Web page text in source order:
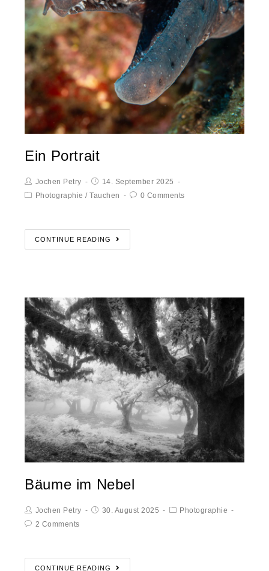
Ein Portrait
Jochen Petry
14. September 2025
Photographie /Tauchen 0 Comments
CONTINUE READING
Bäume im Nebel
Jochen Petry 30. August 2025
Photographie
2 Comments
CONTINUE READING